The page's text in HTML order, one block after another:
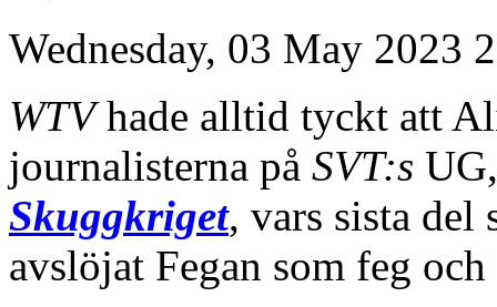
Wednesday, 03 May 2023
WTVhade alltid tyckt att
journalisterna på SVT:s
Skuggkriget, vars sista del
avslöjat Fegan som feg